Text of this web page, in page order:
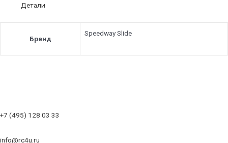
Детали
Бренд
Speedway Slide
+7 (495) 128 03 33
info@rc4u.ru